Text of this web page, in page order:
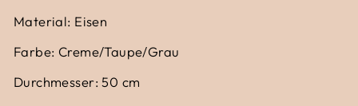
Material: Eisen
Farbe: Creme/Taupe/Grau
Durchmesser: 50 cm